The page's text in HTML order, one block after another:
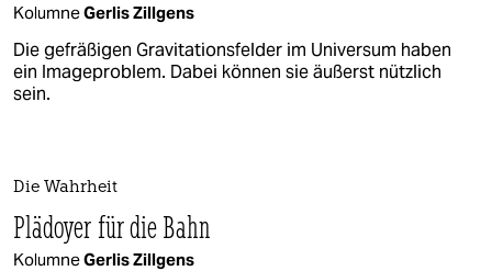
KolumneGerlis Zillgens
Die gefräßigen Gravitationsfelder im Universum haben
ein Imageproblem. Dabei können sie äußerst nützlich
sein.
Die Wahrheit
Plädoyer für die Bahn
KolumneGerlis Zillgens